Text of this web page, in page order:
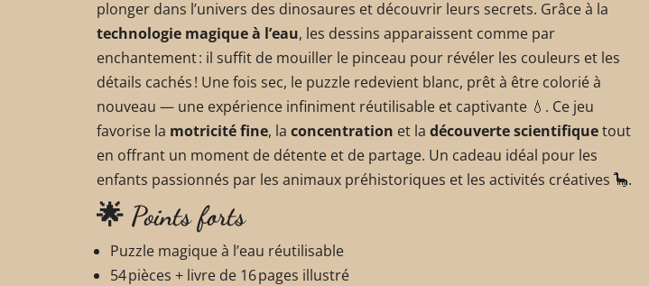
plonger dans l’univers des dinosaures et découvrir leurs secrets. Grâce à la
technologie magique à l’eau, les dessins apparaissent comme par
enchantement : il suffit de mouiller le pinceau pour révéler les couleurs et les
détails cachés ! Une fois sec, le puzzle redevient blanc, prêt à être colorié à
nouveau — une expérience infiniment réutilisable et captivante 💧. Ce jeu
favorise la motricité fine, la concentration et la découverte scientifiquetout
en offrant un moment de détente et de partage. Un cadeau idéal pour les
enfants passionnés par les animaux préhistoriques et les activités créatives 🦕.
🌟 Points forts
Puzzle magique à l’eau réutilisable
54 pièces + livre de 16 pages illustré